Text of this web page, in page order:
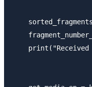
print("Received